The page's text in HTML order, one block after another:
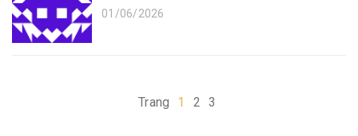
01/06/2026
Trang 1 2 3